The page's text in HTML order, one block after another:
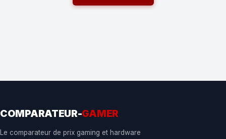
COMPARATEUR-GAMER
Le comparateur de prix gaming et hardware